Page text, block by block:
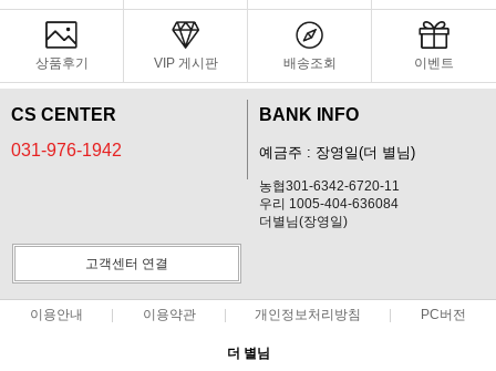
상품후기 VIP 게시판 배송조회 이벤트
CS CENTER
031-976-1942
BANK INFO
예금주 : 장영일(더 별님)
농협301-6342-6720-11
우리 1005-404-636084
더별님(장영일)
고객센터 연결
이용안내 이용약관 개인정보처리방침 PC버전
더 별님